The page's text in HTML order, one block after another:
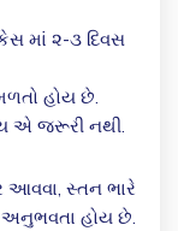
માં ૨-૩ દિવસ
હોય છે.
એ જરૂરી નથી.
આવવા, સ્તન ભારે
અનુભવતા હોય છે.